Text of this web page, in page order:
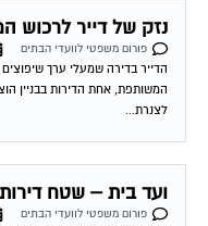
נזק של דייר לרכוש
פורום משפטי לוועדי הבתים
הדייר בדירה שמעלי ערך
המשותפת, אחת הדירות בבניין
לצנרת...
ועד בית – שטח דירות
פורום משפטי לוועדי הבתים